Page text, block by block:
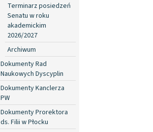
Terminarz posiedzeń
Senatu w roku
akademickim
2026/2027
Archiwum
Dokumenty Rad
Naukowych Dyscyplin
Dokumenty Kanclerza
PW
Dokumenty Prorektora
ds. Filii w Płocku